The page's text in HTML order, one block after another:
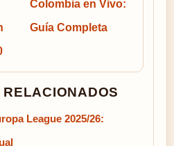
Colombia en Vivo:
Guía Completa
League 2025/26: